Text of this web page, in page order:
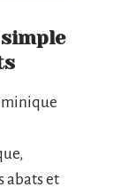
abats et